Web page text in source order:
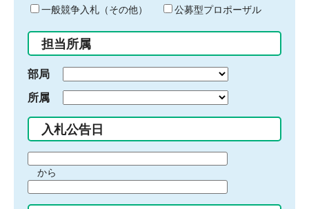
ド
入
力
一般競争入札（その他）
公募型プロポーザル
担当所属
部局
所属
入札公告日
間
始
から
間